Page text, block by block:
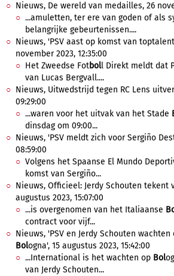
Nieuws, De wereld van medailles, 26
...amuletten, ter ere van goden of als
belangrijke gebeurtenissen....
Nieuws, 'PSV aast op komst van
november 2023, 12:35:00
Het Zweedse Fotboll Direkt meldt dat
van Lucas Bergvall....
Nieuws, Uitwedstrijd tegen RC Lens
09:29:00
...waren voor het uitvak van het Stade
dinsdag om 09:00...
Nieuws, 'PSV meldt zich voor Sergiño
08:59:00
Volgens het Spaanse El Mundo
komst van Sergiño...
Nieuws, Officieel: Jerdy Schouten tekent
augustus 2023, 15:07:00
...is overgenomen van het Italiaanse
contract voor vijf...
Nieuws, 'PSV en Jerdy Schouten
Bologna', 15 augustus 2023, 15:42:00
...International is het wachten op Bol
van Jerdy Schouten...